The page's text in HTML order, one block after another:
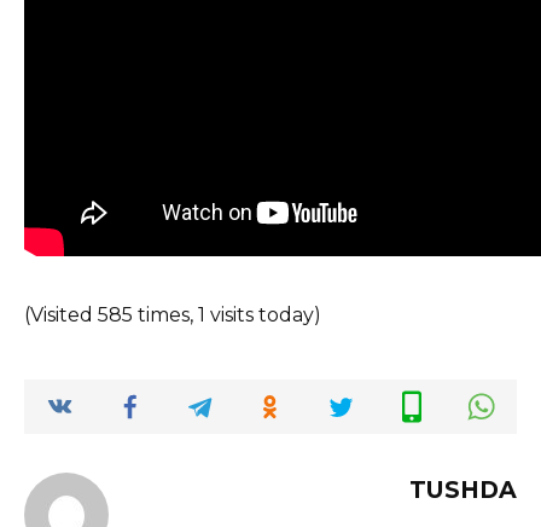
(Visited 585 times, 1 visits today)
TUSHDA